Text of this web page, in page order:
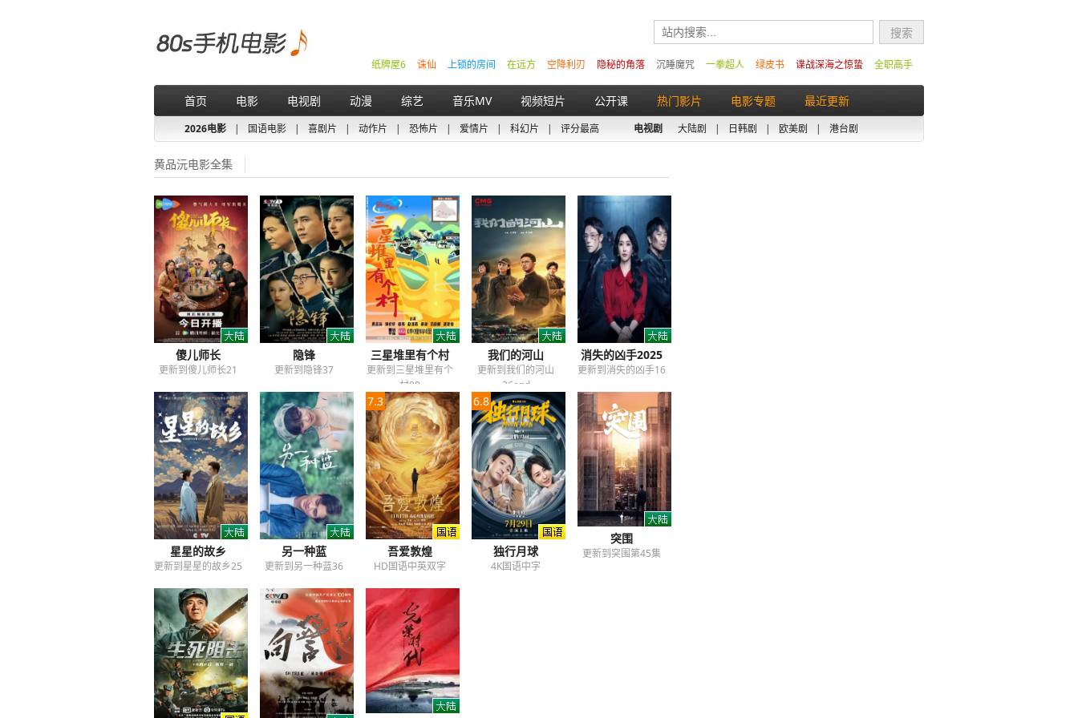
全职高手
谍战深海之惊蛰
绿皮书
一拳超人
沉睡魔咒
隐秘的角落
空降利刃
在远方
上锁的房间
诛仙
纸牌屋6
首页 电影 电视剧 动漫 综艺 音乐MV 视频短片 公开课 热门影片 电影专题 最近更新
2026电影 | 国语电影 | 喜剧片 | 动作片 | 恐怖片 | 爱情片 | 科幻片 | 评分最高 电视剧 大陆剧 | 日韩剧 | 欧美剧 | 港台剧
黄品沅电影全集
傻儿师长
更新到傻儿师长21
隐锋
更新到隐锋37
三星堆里有个村
更新到三星堆里有个
村08
我们的河山
更新到我们的河山
36end
消失的凶手2025
更新到消失的凶手16
星星的故乡
更新到星星的故乡25
另一种蓝
更新到另一种蓝36
7.3
吾爱敦煌
HD国语中英双字
6.8
独行月球
4K国语中字
突围
更新到突围第45集